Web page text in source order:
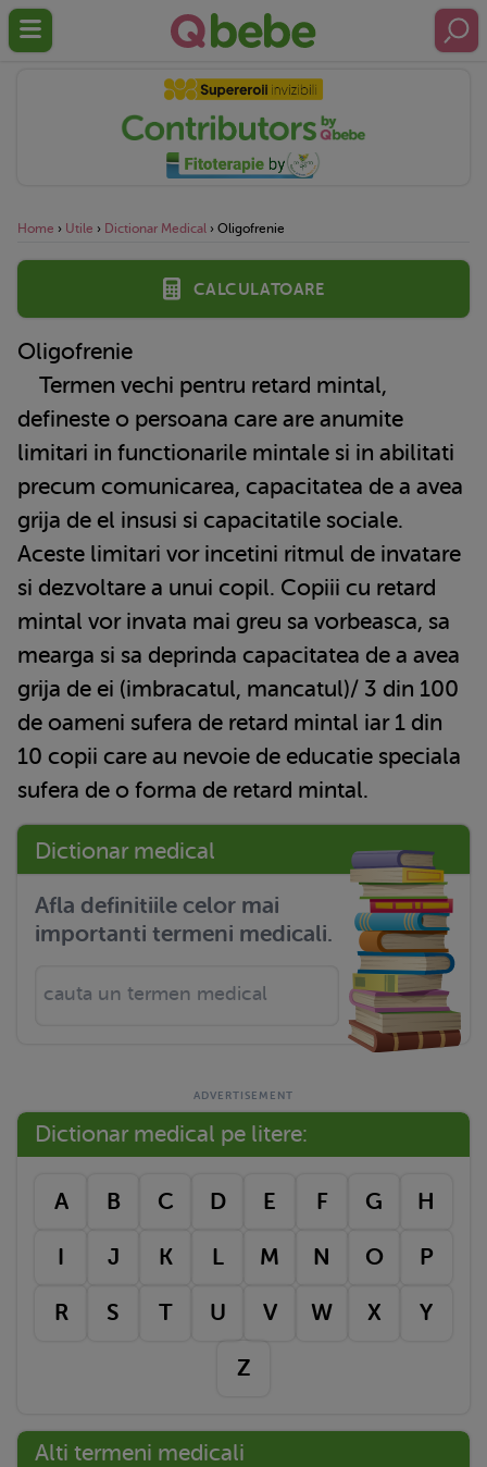
Home › Utile › Dictionar Medical › Oligofrenie
Calculatoare
Oligofrenie
Termen vechi pentru retard mintal,
defineste o persoana care are anumite
limitari in functionarile mintale si in abilitati
precum comunicarea, capacitatea de a avea
grija de el insusi si capacitatile sociale.
Aceste limitari vor incetini ritmul de invatare
si dezvoltare a unui copil. Copiii cu retard
mintal vor invata mai greu sa vorbeasca, sa
mearga si sa deprinda capacitatea de a avea
grija de ei (imbracatul, mancatul)/ 3 din 100
de oameni sufera de retard mintal iar 1 din
10 copii care au nevoie de educatie speciala
sufera de o forma de retard mintal.
Dictionar medical
Afla definitiile celor mai
importanti termeni medicali.
Dictionar medical pe litere:
A B C D E F G H
I J K L M N O P
R S T U V W X Y
Z
Alti termeni medicali